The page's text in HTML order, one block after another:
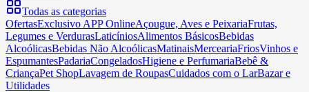
Todas as categorias
OfertasExclusivo APP OnlineAçougue, Aves e PeixariaFrutas,
Legumes e VerdurasLaticíniosAlimentos BásicosBebidas
AlcoólicasBebidas Não AlcoólicasMatinaisMerceariaFriosVinhos e
EspumantesPadariaCongeladosHigiene e PerfumariaBebê &
CriançaPet ShopLavagem de RoupasCuidados com o LarBazar e
Utilidades